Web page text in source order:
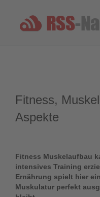
Fitness,
Aspekte
Fitness Muskelaufbau
intensives Training
Ernährung spielt hier
Muskulatur perfekt